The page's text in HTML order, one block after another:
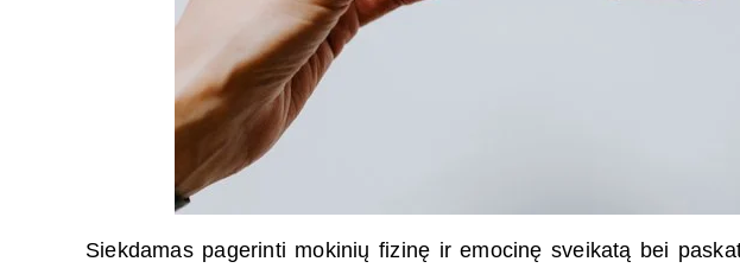
Siekdamas pagerinti mokinių fizinę ir emocinę sveikatą bei